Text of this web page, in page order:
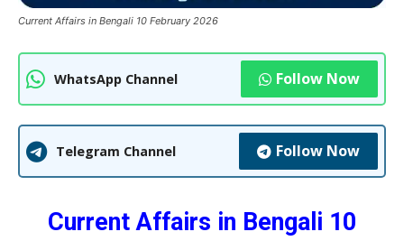
Current Affairs in Bengali 10 February 2026
WhatsApp Channel Follow Now
Telegram Channel Follow Now
Current Affairs in Bengali 10